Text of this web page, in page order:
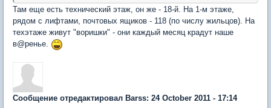
Там еще есть технический этаж, он же - 18-й. На 1-м этаже,
рядом с лифтами, почтовых ящиков - 118 (по числу жильцов). На
техэтаже живут "воришки" - они каждый месяц крадут наше
в@ренье.
Сообщение отредактировал Barss: 24 October 2011 - 17:14